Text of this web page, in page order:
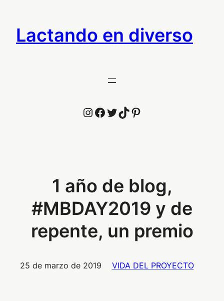
contenido
Lactando en diverso
Instagram
Facebook
Twitter
TikTok
Pinterest
1 año de blog,
#MBDAY2019 y de
repente, un premio
25 de marzo de 2019 VIDA DEL PROYECTO